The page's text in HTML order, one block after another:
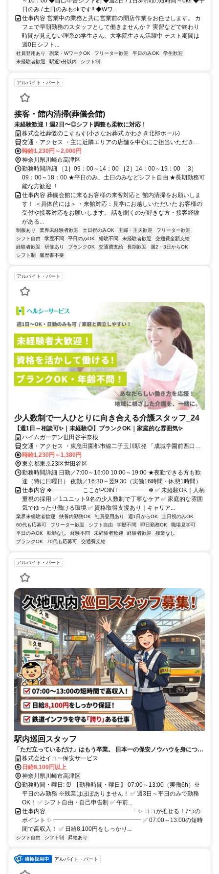
日のみ / 土日のみもokです!! ◆Wワ...
仕事内容 営業中の業務と共に営業前の開店作業をお任せします。 カ
フェで早朝勤務のスタッフとして働きませんか？ 実習などで終わり
時間が見えない理系の学生さん、大学院生さん活躍中 テスト期間は
週0日シフト...
社員登用あり 副業・WワークOK フリーター歓迎 平日のみOK
学生歓迎
未経験者歓迎
駅近5分以内 シフト制
アルバイト・パート
接客・館内清掃(葬儀会館)
未経験歓迎！週2日〜◎シフト調整も柔軟に対応！
株式会社葬儀のこすもす(小さなお葬式 かわさき北部ホール)
交通・アクセス ・主に近隣エリアの店舗を中心にご担当いただきま
す。※別エリアでの勤務も発生することがございます。・原則として
転居を伴う配属・異動は行いませんのでご安心ください。弊社ホール
についてはHPを御覧ください。※市内にあるいくつかの店舗に行く
可能性があります（店舗所属では現状ございません）
時給1,230円～2,000円
神奈川県川崎市高津区
勤務時間詳細 ［1］09：00～14：00 ［2］14：00～19：00 ［3］
09：00～18：00 ★平日のみ、土日のみなどシフト自由 ★長期勤務可
能な方歓迎 ！
仕事内容 葬儀会館に来るお客様の来客対応と 館内清掃をお願いしま
す！ ＜具体的には＞ ・来館対応：見学にお越しいただいた お客様の
受付や接客対応をお願いします。 話を聞くのが好きな方・接客経験
がある...
制服あり 業界未経験者歓迎 土日祝のみOK 主婦・主夫歓迎
フリーター歓迎
シフト自由
学歴不問 平日のみOK 経験不問 未経験者歓迎
交通費全額支給
経験者歓迎
研修あり ブランクOK 交通費支給 長期歓迎
週2・3日からOK
シフト制
履歴書不要
アルバイト・パート
少人数制で一人ひとりに向き合える介護スタッフ_24
【週1日～相談可✨｜未経験◎】ブランクOK｜家庭的な雰囲気✨
ハイムガーデン世田谷宇奈根
交通・アクセス ・東急田園都市線二子玉川駅発 「成城学園前西口」
「調布駅南口」行きバス15分 「下宿」バス停下車徒歩10分 ・小田急
小田原線成城学園前駅発 「二子玉川駅」行きバス8分 「下宿」バス停
下車徒歩10分 ・小田急小田原線 狛江駅発 「宇奈根」行きバス10分
「交通安全センター前」バス停下車 徒歩2分 ■バイク通勤可(駐車場完
備) ※営業所によって異なります。気になる際は遠慮なくご連絡くだ
さい。
時給1,230円～1,380円
東京都東京23区世田谷区
勤務時間詳細 日勤／7:00～16:00 10:00～19:00 ★夜勤できる方も歓
迎（特に日曜日） 夜勤／16:30～翌9:30（実働16時間・休憩1時間）
仕事内容 ✼┈┈┈┈┈ ここがPOINT ┈┈┈┈┈✼ ✅ 未経験OK｜人柄
重視の採用 ✅ 1ユニット9名の少人数制で丁寧なケア ✅ 家庭的な雰囲
気でゆったり働ける環境 ✅ 資格取得支援あり｜キャリア...
業界未経験者歓迎 扶養内勤務OK 社員登用あり 週1日からOK
土日祝のみOK
60代も応募可
フリーター歓迎 シフト自由 学歴不問 即日勤務OK
職場見学可
平日のみOK
転勤なし 経験不問 未経験者歓迎 経験者歓迎
残業なし
ブランクOK
70代も応募可 交通費支給
アルバイト・パート
駅内巡回スタッフ
「ただ立っているだけ」はもう卒業。 日本一の保安ノウハウを身につけ
て、 街の安心を支えるプロになりませんか？✨
株式会社イコー保安サービス
日給8,100円以上
神奈川県川崎市高津区
勤務時間・曜日: ⏰ 【勤務時間・曜日】 07:00～13:00（実働6h）※
平日のみ勤務 ※残業はほぼありません！ ✅ 週3日～平日のみで勤務
OK！ ✅ シフト自由・自己申告制 ✅ 午前...
仕事内容: ━━━━━━━━━━━━━━━ ✨ ココが推せる！7つの
ポイント ✨ ━━━━━━━━━━━━━━━ ✅ 07:00～13:00の短時
間で高収入！ ✅ 日給8,100円をしっかり...
シフト自由 シフト制 昇給あり
アルバイト・パート